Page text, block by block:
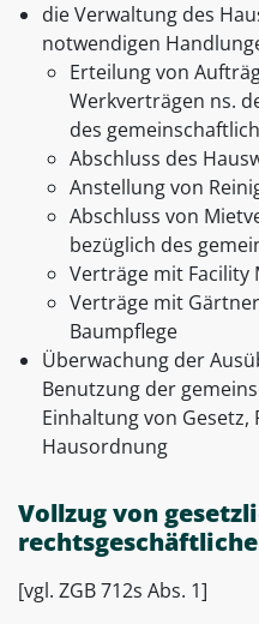
die Verwaltung des
notwendigen
Erteilung von
Werkverträgen ns.
des
Abschluss des
Anstellung von
Abschluss von
bezüglich des
Verträge mit Facility
Verträge mit
Baumpflege
Überwachung der
Benutzung der
Einhaltung von Gesetz,
Hausordnung
Vollzug von
[vgl. ZGB 712s Abs. 1]